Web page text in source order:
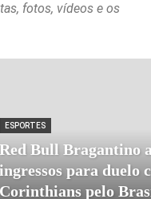
fotos, vídeos e os
ESPORTES
Red Bull Bragantino
ingressos para duelo
Corinthians pelo